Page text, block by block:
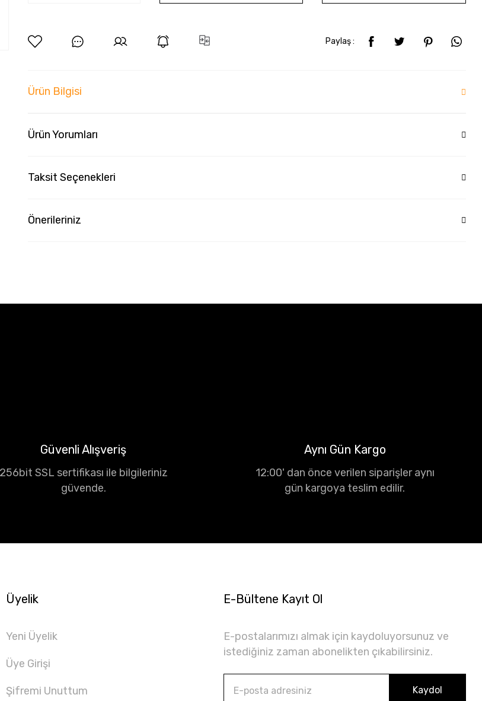
Paylaş :
Ürün Bilgisi
Ürün Yorumları
Taksit Seçenekleri
Önerileriniz
Güvenli Alışveriş
256bit SSL sertifikası ile bilgileriniz
güvende.
Aynı Gün Kargo
12:00' dan önce verilen siparişler aynı
gün kargoya teslim edilir.
Üyelik
Yeni Üyelik
Üye Girişi
Şifremi Unuttum
E-Bültene Kayıt Ol
E-postalarımızı almak için kaydoluyorsunuz ve
istediğiniz zaman abonelikten çıkabilirsiniz.
Kaydol